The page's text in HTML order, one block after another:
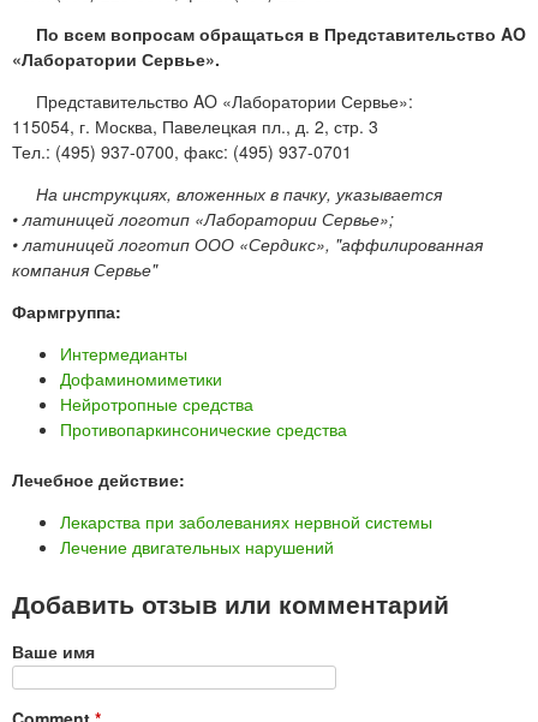
По всем вопросам обращаться в Представительство AO
«Лаборатории Сервье».
Представительство AO «Лаборатории Сервье»:
115054, г. Москва, Павелецкая пл., д. 2, стр. 3
Тел.: (495) 937-0700, факс: (495) 937-0701
На инструкциях, вложенных в пачку, указывается
• латиницей логотип «Лаборатории Сервье»;
• латиницей логотип ООО «Сердикс», "аффилированная
компания Сервье"
Фармгруппа:
Интермедианты
Дофаминомиметики
Нейротропные средства
Противопаркинсонические средства
Лечебное действие:
Лекарства при заболеваниях нервной системы
Лечение двигательных нарушений
Добавить отзыв или комментарий
Ваше имя